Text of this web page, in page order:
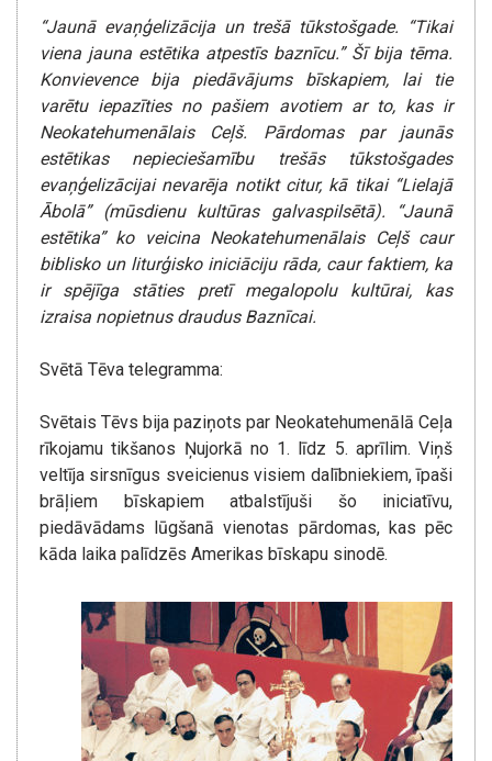
“Jaunā evaņģelizācija un trešā tūkstošgade. “Tikai
viena jauna estētika atpestīs baznīcu.” Šī bija tēma.
Konvievence bija piedāvājums bīskapiem, lai tie
varētu iepazīties no pašiem avotiem ar to, kas ir
Neokatehumenālais Ceļš. Pārdomas par jaunās
estētikas nepieciešamību trešās tūkstošgades
evaņģelizācijai nevarēja notikt citur, kā tikai “Lielajā
Ābolā” (mūsdienu kultūras galvaspilsētā). “Jaunā
estētika” ko veicina Neokatehumenālais Ceļš caur
biblisko un liturģisko iniciāciju rāda, caur faktiem, ka
ir spējīga stāties pretī megalopolu kultūrai, kas
izraisa nopietnus draudus Baznīcai.
Svētā Tēva telegramma:
Svētais Tēvs bija paziņots par Neokatehumenālā Ceļa
rīkojamu tikšanos Ņujorkā no 1. līdz 5. aprīlim. Viņš
veltīja sirsnīgus sveicienus visiem dalībniekiem, īpaši
brāļiem bīskapiem atbalstījuši šo iniciatīvu,
piedāvādams lūgšanā vienotas pārdomas, kas pēc
kāda laika palīdzēs Amerikas bīskapu sinodē.